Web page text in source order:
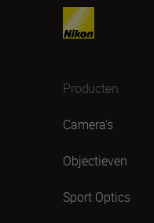
Producten
Camera's
Objectieven
Sport Optics